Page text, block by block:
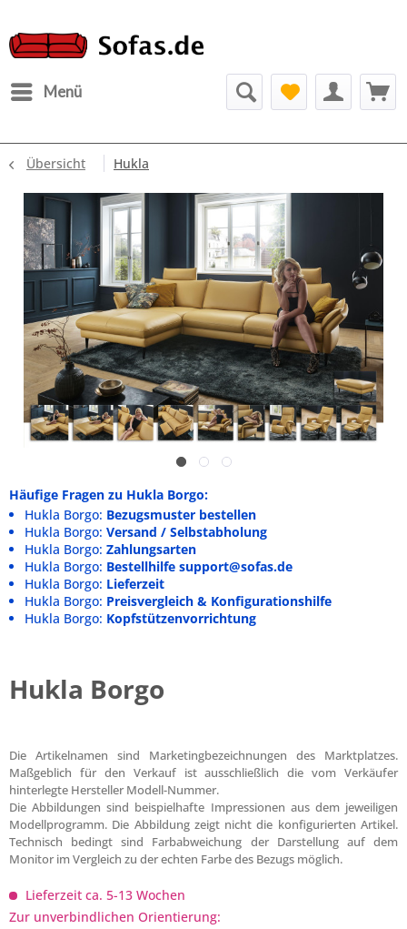
Menü
Übersicht Hukla
Häufige Fragen zu Hukla Borgo:
Hukla Borgo: Bezugsmuster bestellen
Hukla Borgo: Versand / Selbstabholung
Hukla Borgo: Zahlungsarten
Hukla Borgo: Bestellhilfe support@sofas.de
Hukla Borgo: Lieferzeit
Hukla Borgo: Preisvergleich & Konfigurationshilfe
Hukla Borgo: Kopfstützenvorrichtung
Hukla Borgo
Die Artikelnamen sind Marketingbezeichnungen des Marktplatzes.
Maßgeblich für den Verkauf ist ausschließlich die vom Verkäufer
hinterlegte Hersteller Modell-Nummer.
Die Abbildungen sind beispielhafte Impressionen aus dem jeweiligen
Modellprogramm. Die Abbildung zeigt nicht die konfigurierten Artikel.
Technisch bedingt sind Farbabweichung der Darstellung auf dem
Monitor im Vergleich zu der echten Farbe des Bezugs möglich.
Lieferzeit ca. 5-13 Wochen
Zur unverbindlichen Orientierung: